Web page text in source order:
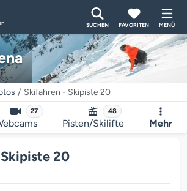
SUCHEN FAVORITEN MENÜ
Skifahren - Skipiste 20
27 48
Pisten/Skilifte Mehr
20